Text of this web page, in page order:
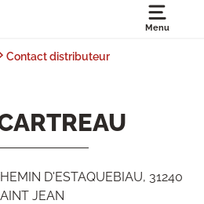
Menu
Contact distributeur
D'ESTAQUEBIAU, 31240
JEAN